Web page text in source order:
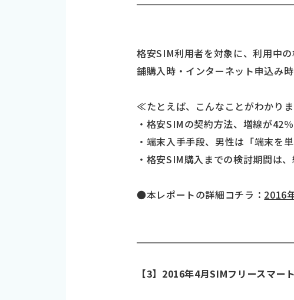
格安SIM利用者を対象に、利用中
舗購入時・インターネット申込み
≪たとえば、こんなことがわかり
・格安SIMの契約方法、増線が42
・端末入手手段、男性は「端末を
・格安SIM購入までの検討期間は
●本レポートの詳細コチラ： 2016
【3】2016年4月SIMフリースマー